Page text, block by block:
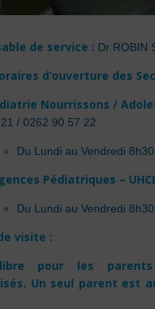
de service : Dr ROBIN
d’ouverture des
Nourrissons /
/ 0262 90 57 22
Du Lundi au Vendredi
Pédiatriques –
Du Lundi au Vendredi
visite :
pour les
Un seul parent est